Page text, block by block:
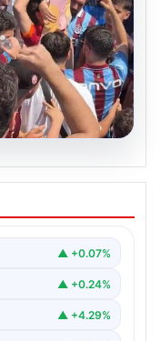
gelen
ettiler!
▲ +0.07%
▲ +0.24%
▲ +4.29%